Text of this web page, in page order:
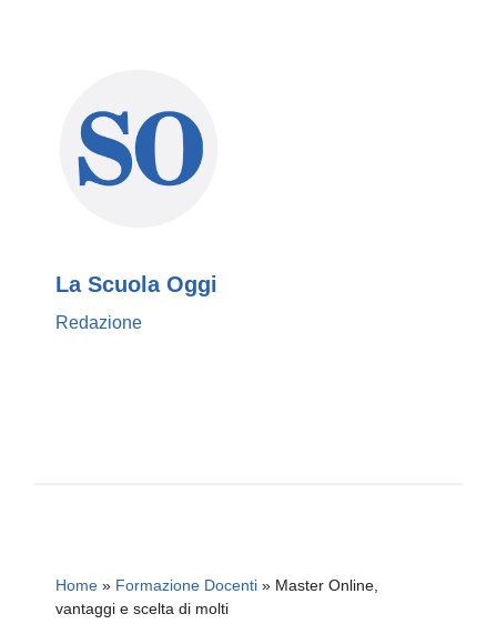
La Scuola Oggi
Redazione
Home » Formazione Docenti » Master Online,
vantaggi e scelta di molti